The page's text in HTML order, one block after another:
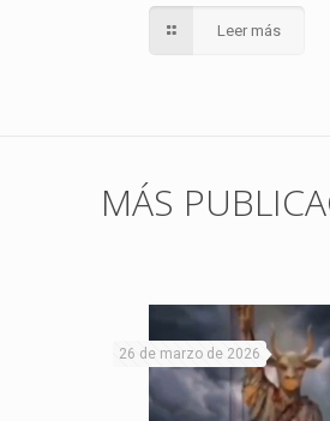
Leer más
MÁS
26 de marzo de 2026